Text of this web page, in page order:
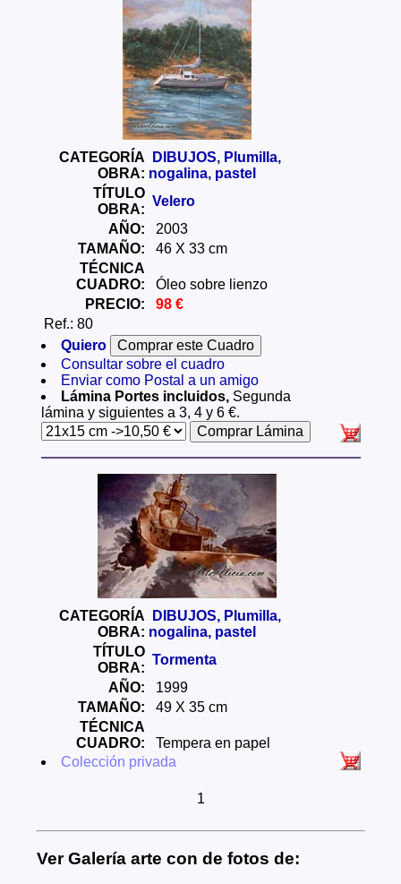
CATEGORÍA
OBRA:
DIBUJOS, Plumilla,
nogalina, pastel
TÍTULO
OBRA:
Velero
AÑO:
2003
TAMAÑO:
46 X 33 cm
TÉCNICA
CUADRO:
Óleo sobre lienzo
PRECIO:
98 €
Ref.: 80
Quiero
Consultar sobre el cuadro
Enviar como Postal a un amigo
Lámina Portes incluidos, Segunda
lámina y siguientes a 3, 4 y 6 €.
CATEGORÍA
OBRA:
DIBUJOS, Plumilla,
nogalina, pastel
TÍTULO
OBRA:
Tormenta
AÑO:
1999
TAMAÑO:
49 X 35 cm
TÉCNICA
CUADRO:
Tempera en papel
Colección privada
1
Ver Galería arte con de fotos de: